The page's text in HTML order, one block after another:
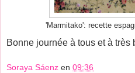
'Marmitako': recette
Bonne journée à tous et à très
Soraya Sáenz en 09:36